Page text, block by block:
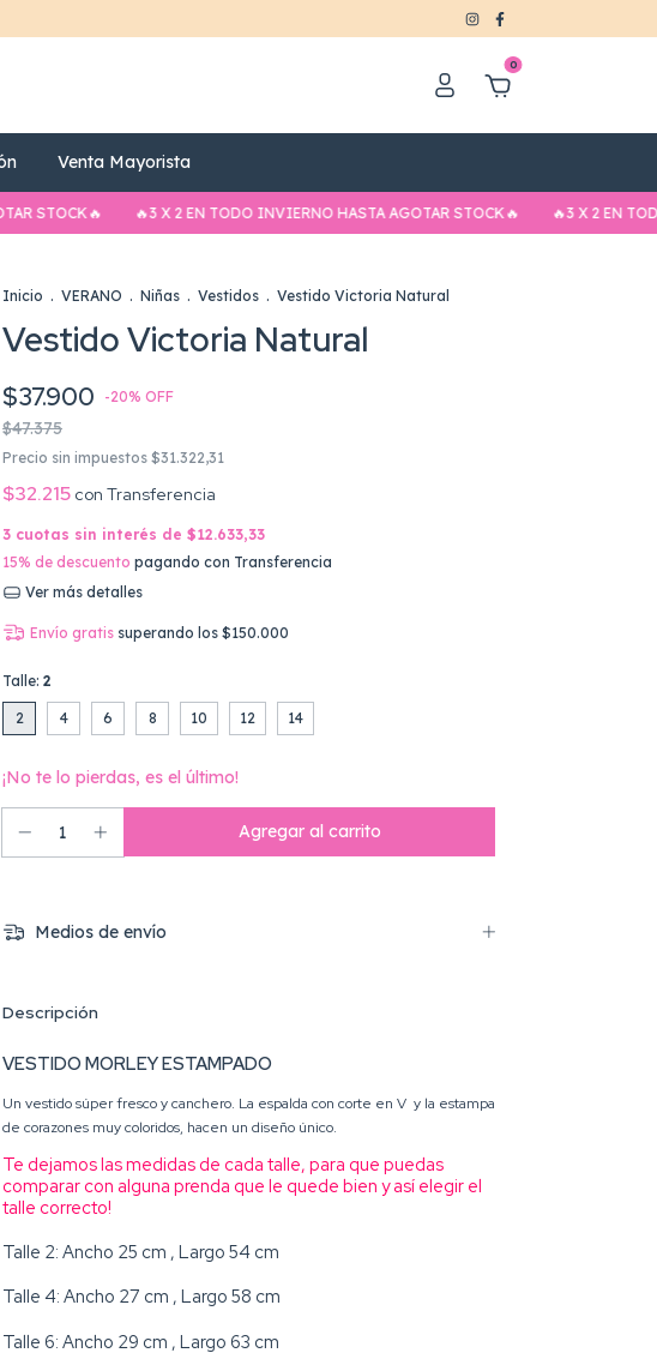
0
Venta Mayorista
🔥3 X 2 EN TODO INVIERNO HASTA AGOTAR STOCK🔥 🔥3 X 2 EN TODO
Inicio . VERANO . Niñas . Vestidos . Vestido Victoria Natural
Vestido Victoria Natural
$37.900 -20% OFF
$47.375
Precio sin impuestos $31.322,31
$32.215 con Transferencia
3 cuotas sin interés de $12.633,33
15% de descuento pagando con Transferencia
Ver más detalles
Envío gratis superando los $150.000
Talle: 2
2 4 6 8 10 12 14
¡No te lo pierdas, es el último!
Medios de envío
Descripción
VESTIDO MORLEY ESTAMPADO
Un vestido súper fresco y canchero. La espalda con corte en V y la estampa
de corazones muy coloridos, hacen un diseño único.
Te dejamos las medidas de cada talle, para que puedas
comparar con alguna prenda que le quede bien y así elegir el
talle correcto!
Talle 2: Ancho 25 cm , Largo 54 cm
Talle 4: Ancho 27 cm , Largo 58 cm
Talle 6: Ancho 29 cm , Largo 63 cm